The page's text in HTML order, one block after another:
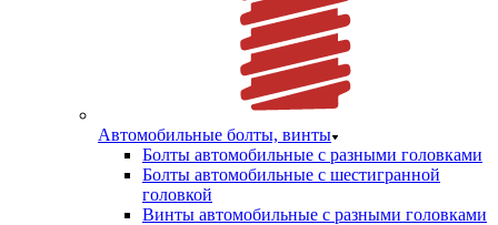
Автомобильные болты, винты
Болты автомобильные с разными головками
Болты автомобильные с шестигранной
головкой
Винты автомобильные с разными головками